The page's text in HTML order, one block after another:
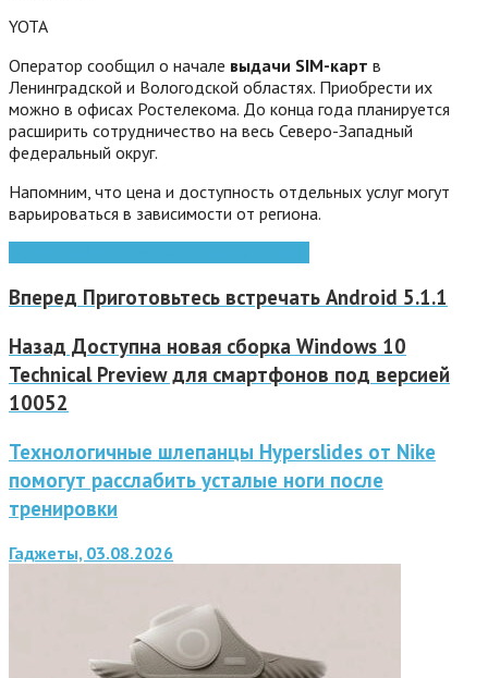
YOTA
Оператор сообщил о начале выдачи SIM-карт в
Ленинградской и Вологодской областях. Приобрести их
можно в офисах Ростелекома. До конца года планируется
расширить сотрудничество на весь Северо-Западный
федеральный округ.
Напомним, что цена и доступность отдельных услуг могут
варьироваться в зависимости от региона.
Вперед Приготовьтесь встречать Android 5.1.1
Назад Доступна новая сборка Windows 10
Technical Preview для смартфонов под версией
10052
Технологичные шлепанцы Hyperslides от Nike
помогут расслабить усталые ноги после
тренировки
Гаджеты, 03.08.2026